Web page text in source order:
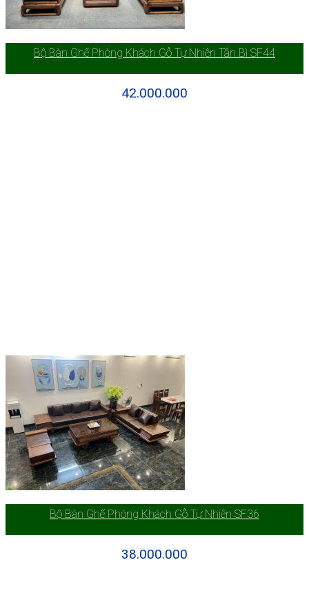
Bộ Bàn Ghế Phòng Khách Gỗ Tự Nhiên Tần Bì SF44
42.000.000
Bộ Bàn Ghế Phòng Khách Gỗ Tự Nhiên SF36
38.000.000